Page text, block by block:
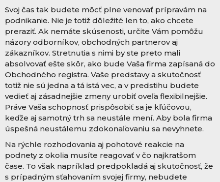
Svoj čas tak budete môcť plne venovať prípravám na
podnikanie. Nie je totiž dôležité len to, ako chcete
preraziť. Ak nemáte skúsenosti, určite Vám pomôžu
názory odborníkov, obchodných partnerov aj
zákazníkov. Stretnutia s nimi by ste preto mali
absolvovať ešte skôr, ako bude Vaša firma zapísaná do
Obchodného registra. Vaše predstavy a skutočnosť
totiž nie sú jedna a tá istá vec, a v predstihu budete
vedieť aj zásadnejšie zmeny urobiť oveľa flexibilnejšie.
Práve Vaša schopnosť prispôsobiť sa je kľúčovou,
keďže aj samotný trh sa neustále mení. Aby bola firma
úspešná neustálemu zdokonaľovaniu sa nevyhnete.
Na rýchle rozhodovania aj pohotové reakcie na
podnety z okolia musíte reagovať v čo najkratšom
čase. To však napríklad predpokladá aj skutočnosť, že
s prípadným sťahovaním svojej firmy, nebudete